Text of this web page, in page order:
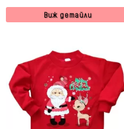
Виж детайли